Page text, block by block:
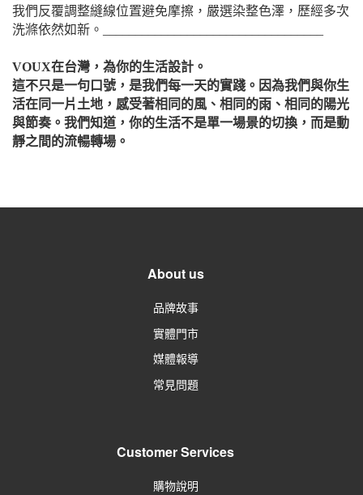
我們反覆調整縫線位置避免摩擦，嚴選染整色澤，歷經多次
洗滌依然如新。__________________________________
VOUX在台灣，為你的生活設計。
這不只是一句口號，是我們每一天的實踐。因為我們與你生
活在同一片土地，感受著相同的風、相同的雨、相同的陽光
與節奏。我們知道，你的生活不是單一場景的切換，而是動
靜之間的流暢轉場。
About us
品牌故事
實體門市
媒體報導
常見問題
Customer Services
購物說明